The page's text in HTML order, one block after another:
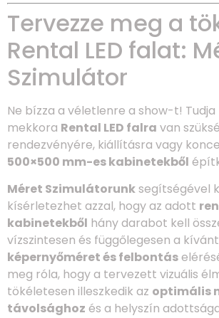
Tervezze meg a
Rental LED falat:
Szimulátor
Ne bízza a véletlenre a show-t!
mekkora Rental LED falra van
rendezvényére, kiállításra vagy
500×500 mm-es kabinetekből
Méret Szimulátorunksegítségével
kísérletezhet azzal, hogy az adott
kabinetekből hány darabot kell
vízszintesen és függőlegesen a kívánt
képernyőméret és felbontás
meg róla, hogy a tervezett vizuális
tökéletesen illeszkedik az optimális
távolsághoz és a helyszín